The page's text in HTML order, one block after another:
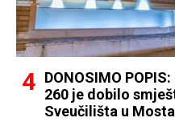
DONOSIMO
260 je dobilo
Sveučilišta u